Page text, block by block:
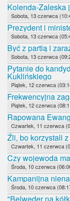
Kolenda-Zaleska
Sobota, 13 czerwca
Prezydent i
Sobota, 13 czerwca
Być z partią i
Sobota, 13 czerwca
Pytanie do
Kuklińskiego
Piątek, 12 czerwca
Frekwencyjna
Piątek, 12 czerwca
Rapowana
Czwartek, 11 czerwca
Źli, bo korzystali
Czwartek, 11 czerwca
Czy wojewoda
Środa, 10 czerwca
Kampanijna
Środa, 10 czerwca
"Belweder na